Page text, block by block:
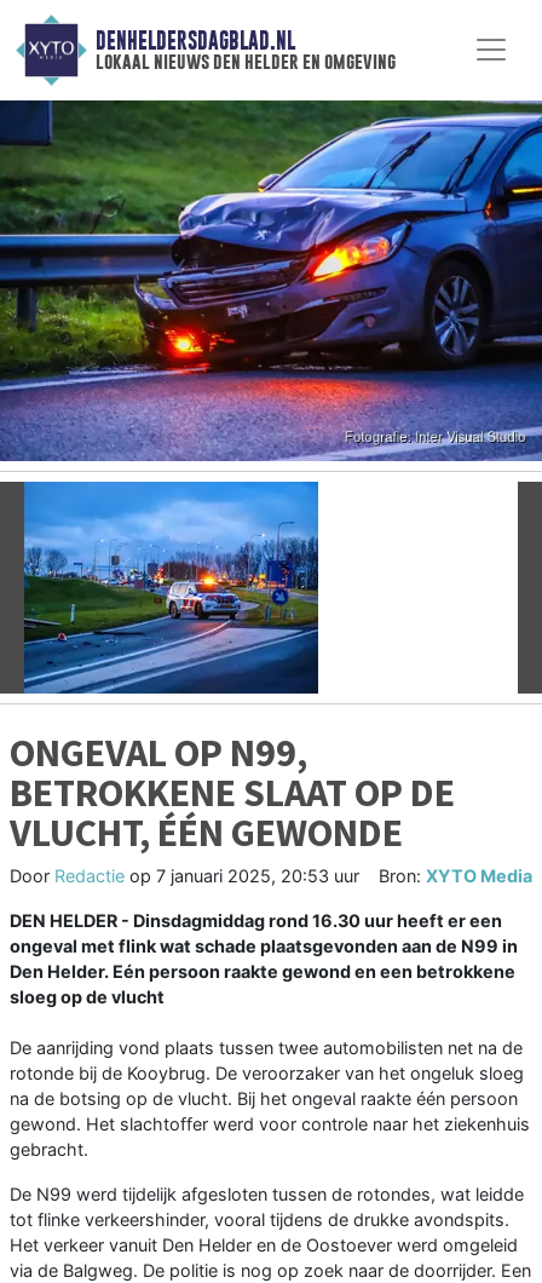
DENHELDERSDAGBLAD.NL
lokaal nieuws den helder en omgeving
Vorige
ONGEVAL OP N99,
BETROKKENE SLAAT OP DE
VLUCHT, ÉÉN GEWONDE
Door Redactie op 7 januari 2025, 20:53 uur Bron: XYTO Media
DEN HELDER - Dinsdagmiddag rond 16.30 uur heeft er een
ongeval met flink wat schade plaatsgevonden aan de N99 in
Den Helder. Eén persoon raakte gewond en een betrokkene
sloeg op de vlucht
De aanrijding vond plaats tussen twee automobilisten net na de
rotonde bij de Kooybrug. De veroorzaker van het ongeluk sloeg
na de botsing op de vlucht. Bij het ongeval raakte één persoon
gewond. Het slachtoffer werd voor controle naar het ziekenhuis
gebracht.
De N99 werd tijdelijk afgesloten tussen de rotondes, wat leidde
tot flinke verkeershinder, vooral tijdens de drukke avondspits.
Het verkeer vanuit Den Helder en de Oostoever werd omgeleid
via de Balgweg. De politie is nog op zoek naar de doorrijder. Een